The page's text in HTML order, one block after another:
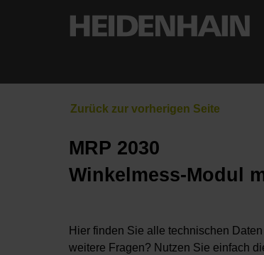
MRP 2030
Winkelmess-Modul
Hier finden Sie alle technischen
weitere Fragen? Nutzen Sie einfach